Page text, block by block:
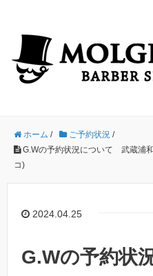
ホーム / ご予約状況 /
G.Wの予約状況について 武蔵浦
コ)
2024.04.25
G.Wの予約状